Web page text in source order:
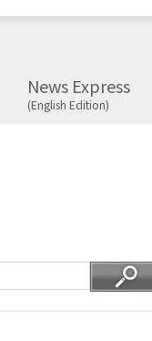
News Express
(English Edition)